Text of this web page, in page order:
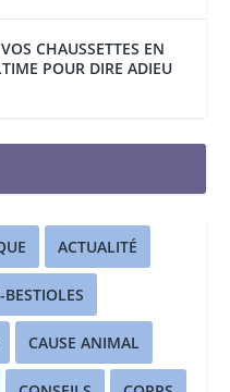
CHAUSSETTES EN
POUR DIRE ADIEU
ACTUALITÉ
CAUSE ANIMAL